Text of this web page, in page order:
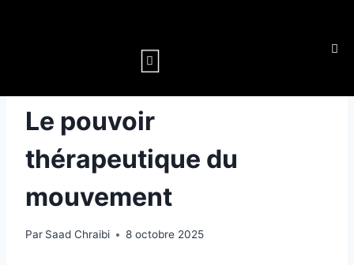
Le pouvoir
thérapeutique du
mouvement
Par Saad Chraibi 8 octobre 2025